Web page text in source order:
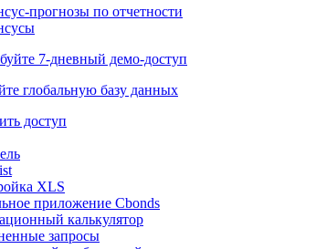
индексов Cbonds
прогнозы по отчетности
7-дневный
глобальную базу данных
доступ
XLS